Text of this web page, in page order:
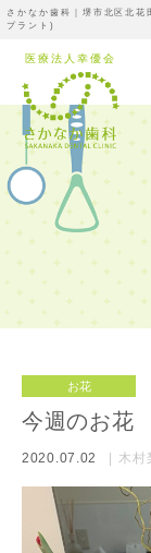
さかなか歯科｜堺市北区北
プラント)
お花
今週のお花
2020.07.02 木村